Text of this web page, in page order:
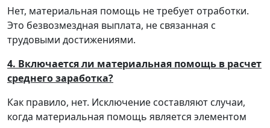
Нет, материальная помощь не требует отработки.
Это безвозмездная выплата, не связанная с
трудовыми достижениями.
4. Включается ли материальная помощь в расчет
среднего заработка?
Как правило, нет. Исключение составляют случаи,
когда материальная помощь является элементом